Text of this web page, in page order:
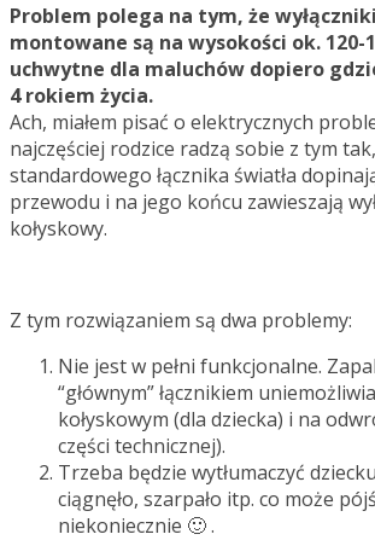
Problem polega na tym, że
montowane są na wysokości ok. 120-
uchwytne dla maluchów dopiero
4 rokiem życia.
Ach, miałem pisać o elektrycznych
najczęściej rodzice radzą sobie z tym
standardowego łącznika światła
przewodu i na jego końcu zawieszają
kołyskowy.
Z tym rozwiązaniem są dwa problemy:
Nie jest w pełni funkcjonalne.
“głównym” łącznikiem
kołyskowym (dla dziecka) i na
części technicznej).
Trzeba będzie wytłumaczyć
ciągnęło, szarpało itp. co może
niekoniecznie 🙂 .